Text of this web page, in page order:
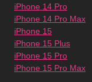
iPhone 14 Pro
iPhone 14 Pro Max
iPhone 15
iPhone 15 Plus
iPhone 15 Pro
iPhone 15 Pro Max